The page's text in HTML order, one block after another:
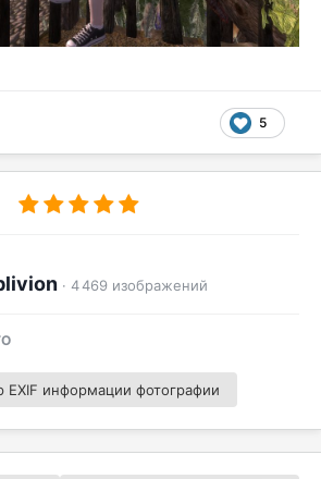
5
· 4 469 изображений
EXIF информации фотографии